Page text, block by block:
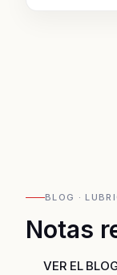
BLOG ·
Notas
VER EL